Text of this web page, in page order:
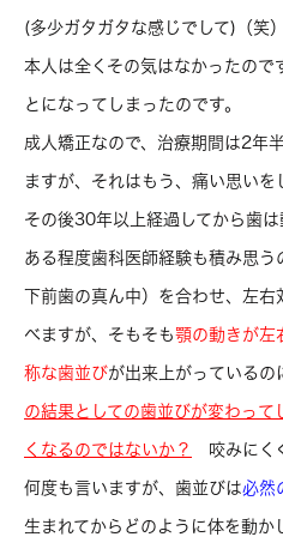
(多少ガタガタな感じでして)（笑）
本人は全くその気はなかったので
とになってしまったのです。
成人矯正なので、治療期間は2年
ますが、それはもう、痛い思いを
その後30年以上経過してから歯は
ある程度歯科医師経験も積み思
下前歯の真ん中）を合わせ、左
べますが、そもそも顎の動きが左
称な歯並びが出来上がっているの
の結果としての歯並びが変わって
くなるのではないか？ 咬みにく
何度も言いますが、歯並びは必然
生まれてからどのように体を動か